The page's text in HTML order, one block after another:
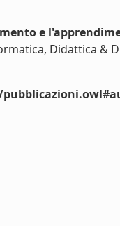
e
Didattica &